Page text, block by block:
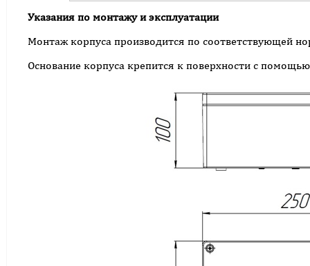
Указания по монтажу и эксплуатации
Монтаж корпуса производится по соответствующей
Основание корпуса крепится к поверхности с